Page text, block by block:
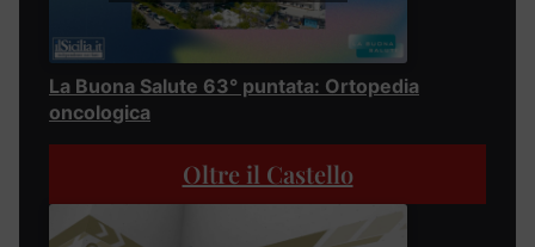
La Buona Salute 63° puntata: Ortopedia
oncologica
Oltre il Castello